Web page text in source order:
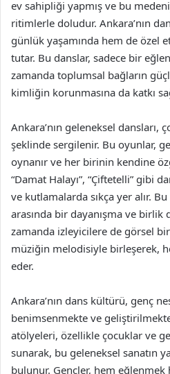
ev sahipliği yapmış ve bu
ritimlerle doludur. Ankara’nın
günlük yaşamında hem de özel
tutar. Bu danslar, sadece bir
zamanda toplumsal bağların
kimliğin korunmasına da katkı
Ankara’nın geleneksel dansları,
şeklinde sergilenir. Bu oyunlar,
oynanır ve her birinin kendine
“Damat Halayı”, “Çiftetelli” gibi
ve kutlamalarda sıkça yer alır. Bu
arasında bir dayanışma ve birlik
zamanda izleyicilere de görsel
müziğin melodisiyle birleşerek,
eder.
Ankara’nın dans kültürü, genç
benimsenmekte ve
atölyeleri, özellikle çocuklar ve
sunarak, bu geleneksel sanatın
bulunur. Gençler, hem eğlenmek